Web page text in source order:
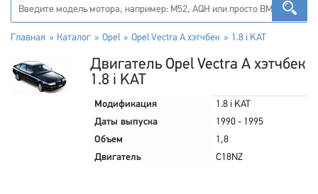
Главная Каталог Opel Opel Vectra A хэтчбек 1.8 i KAT
Двигатель Opel Vectra A хэтчбек
1.8 i KAT
Модификация
1.8 i KAT
Даты выпуска
1990 - 1995
Объем
1,8
Двигатель
C18NZ